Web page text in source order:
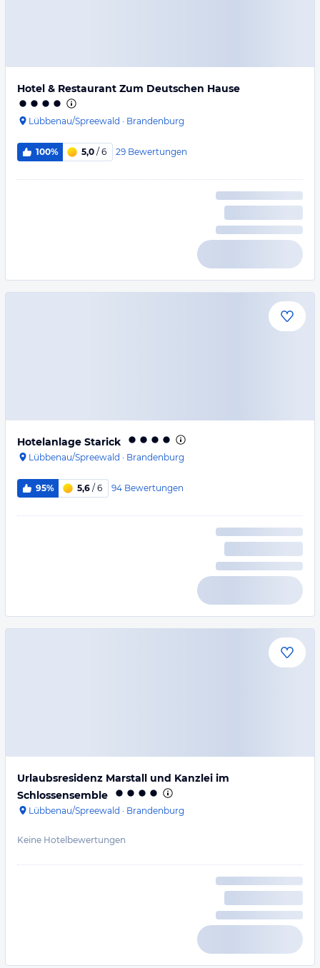
Hotel & Restaurant Zum Deutschen Hause
Lübbenau/Spreewald · Brandenburg
100% 5,0 / 6 29 Bewertungen
Hotelanlage Starick
Lübbenau/Spreewald · Brandenburg
95% 5,6 / 6 94 Bewertungen
Urlaubsresidenz Marstall und Kanzlei im
Schlossensemble
Lübbenau/Spreewald · Brandenburg
Keine Hotelbewertungen